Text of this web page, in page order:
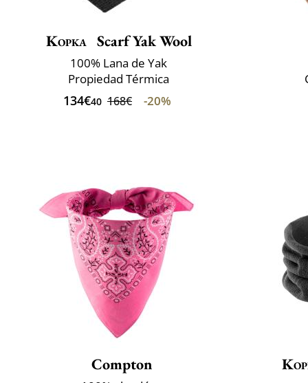
Kopka Scarf Yak Wool
100% Lana de Yak
Propiedad Térmica
134€40 168€ -20%
Compton